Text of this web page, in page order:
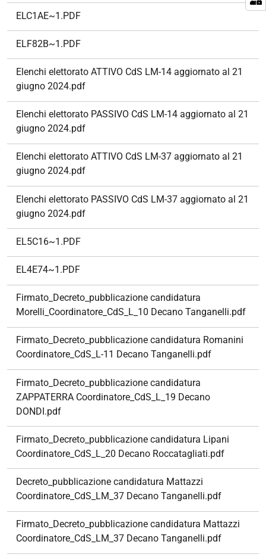
ELC1AE~1.PDF
ELF82B~1.PDF
Elenchi elettorato ATTIVO CdS LM-14 aggiornato al 21
giugno 2024.pdf
Elenchi elettorato PASSIVO CdS LM-14 aggiornato al 21
giugno 2024.pdf
Elenchi elettorato ATTIVO CdS LM-37 aggiornato al 21
giugno 2024.pdf
Elenchi elettorato PASSIVO CdS LM-37 aggiornato al 21
giugno 2024.pdf
EL5C16~1.PDF
EL4E74~1.PDF
Firmato_Decreto_pubblicazione candidatura
Morelli_Coordinatore_CdS_L_10 Decano Tanganelli.pdf
Firmato_Decreto_pubblicazione candidatura Romanini
Coordinatore_CdS_L-11 Decano Tanganelli.pdf
Firmato_Decreto_pubblicazione candidatura
ZAPPATERRA Coordinatore_CdS_L_19 Decano
DONDI.pdf
Firmato_Decreto_pubblicazione candidatura Lipani
Coordinatore_CdS_L_20 Decano Roccatagliati.pdf
Decreto_pubblicazione candidatura Mattazzi
Coordinatore_CdS_LM_37 Decano Tanganelli.pdf
Firmato_Decreto_pubblicazione candidatura Mattazzi
Coordinatore_CdS_LM_37 Decano Tanganelli.pdf